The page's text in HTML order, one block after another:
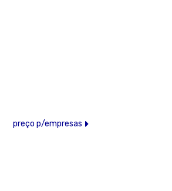
preço p/empresas